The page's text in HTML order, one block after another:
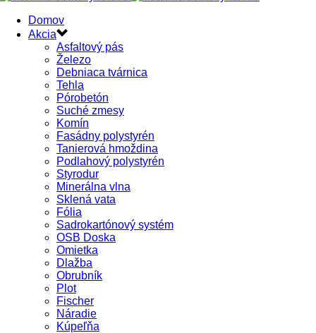
Domov
Akcia
Asfaltový pás
Železo
Debniaca tvárnica
Tehla
Pórobetón
Suché zmesy
Komín
Fasádny polystyrén
Tanierová hmoždina
Podlahový polystyrén
Styrodur
Minerálna vlna
Sklená vata
Fólia
Sadrokartónový systém
OSB Doska
Omietka
Dlažba
Obrubník
Plot
Fischer
Náradie
Kúpeľňa